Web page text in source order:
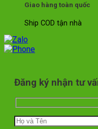
Giao hàng toàn quốc
Ship COD tận nhà
Đăng ký nhận tư